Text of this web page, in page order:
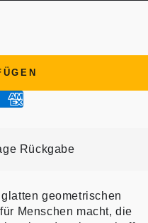
Rückgabe
geometrischen
Menschen macht, die